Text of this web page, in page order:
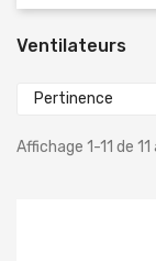
Ventilateurs
Pertinence
Affichage 1-11 de